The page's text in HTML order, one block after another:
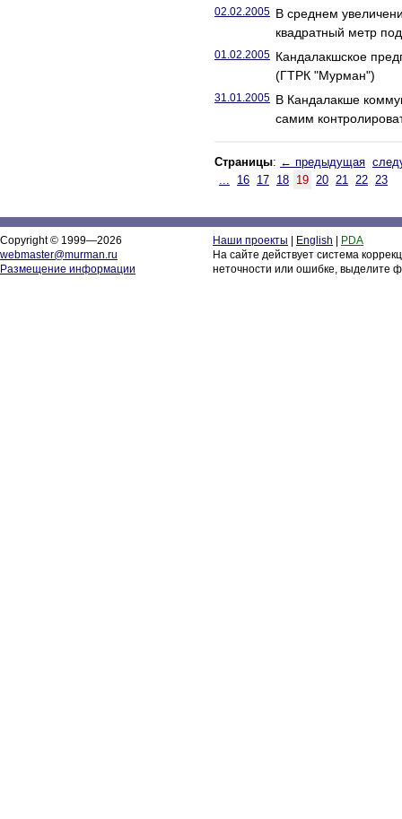
02.02.2005 В среднем
квадратный метр
01.02.2005 Кандалакшское
(ГТРК "Мурман")
31.01.2005 В Кандалакше
самим
Страницы: ← предыдущая
...
16 17 18 19 20 21 22 23
Copyright © 1999—2026
webmaster@murman.ru
Размещение информации
Наши проекты English
PDA
На сайте действует система
неточности или ошибке, выделите